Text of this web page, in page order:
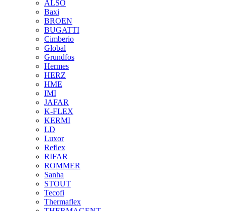
ALSO
Baxi
BROEN
BUGATTI
Cimberio
Global
Grundfos
Hermes
HERZ
HME
IMI
JAFAR
K-FLEX
KERMI
LD
Luxor
Reflex
RIFAR
ROMMER
Sanha
STOUT
Tecofi
Thermaflex